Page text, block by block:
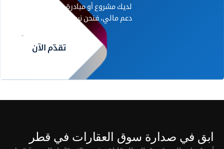
لديك مشروع أو مبادرة رائدة تحتاج إلى
دعم مالي، فنحن نريد أن نسمع منك.
تقدّم الآن
ابق في صدارة سوق العقارات في قطر